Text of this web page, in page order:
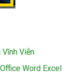
Viễn
Word Excel